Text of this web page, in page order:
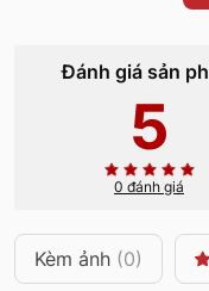
Đánh giá sản
5
0 đánh giá
Kèm ảnh (0)